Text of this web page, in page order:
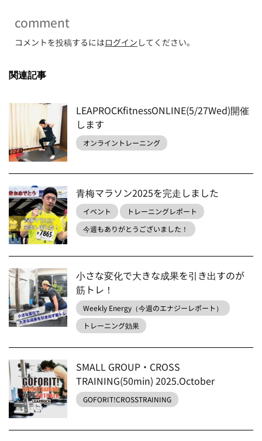
comment
コメントを投稿するにはログイン してください。
関連記事
LEAPROCKfitnessONLINE(5/27Wed)開催
します
オンライントレーニング
青梅マラソン2025を完走しました
イベント
トレーニングレポート
今週もありがとうございました！
小さな変化で大きな成果を引き出すのが
筋トレ！
Weekly Energy（今週のエナジーレポート）
トレーニング効果
SMALL GROUP・CROSS
TRAINING(50min) 2025.October
GOFORIT!CROSSTRAINING